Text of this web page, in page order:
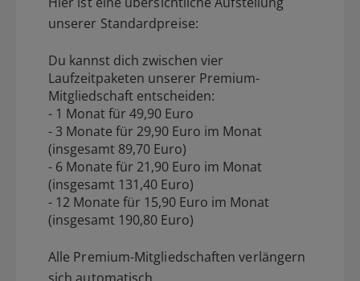
unserer Standardpreise:
Du kannst dich zwischen vier
Laufzeitpaketen unserer Premium-
Mitgliedschaft entscheiden:
- 1 Monat für 49,90 Euro
- 3 Monate für 29,90 Euro im Monat
(insgesamt 89,70 Euro)
- 6 Monate für 21,90 Euro im Monat
(insgesamt 131,40 Euro)
- 12 Monate für 15,90 Euro im Monat
(insgesamt 190,80 Euro)
Alle Premium-Mitgliedschaften verlängern